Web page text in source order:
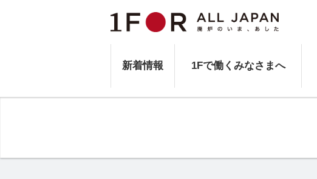
新着情報 1Fで働くみなさまへ